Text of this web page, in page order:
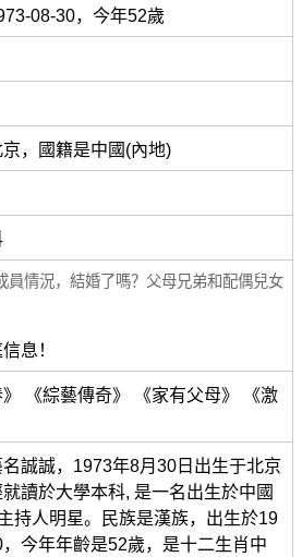
08-30，今年52歲
，國籍是中國(內地)
員情況，結婚了嗎？父母兄弟和配偶兒女
息！
》 《綜藝傳奇》 《家有父母》 《激
誠誠，1973年8月30日出生于北京
讀於大學本科, 是一名出生於中國
持人明星。民族是漢族，出生於19
今年年齡是52歲，是十二生肖中